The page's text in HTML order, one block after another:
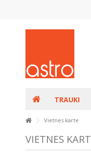
TRAUKI
Vietnes karte
VIETNES